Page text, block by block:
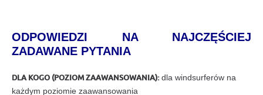
ODPOWIEDZI NA NAJCZĘŚCIEJ
ZADAWANE PYTANIA
DLA KOGO (POZIOM ZAAWANSOWANIA):dla windsurferów na
każdym poziomie zaawansowania